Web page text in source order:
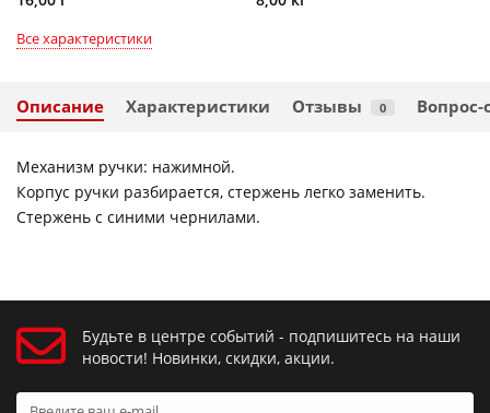
Все характеристики
Описание Характеристики Отзывы 0 Вопрос-
Механизм ручки: нажимной.
Корпус ручки разбирается, стержень легко заменить.
Стержень с синими чернилами.
Будьте в центре событий - подпишитесь на наши
новости! Новинки, скидки, акции.